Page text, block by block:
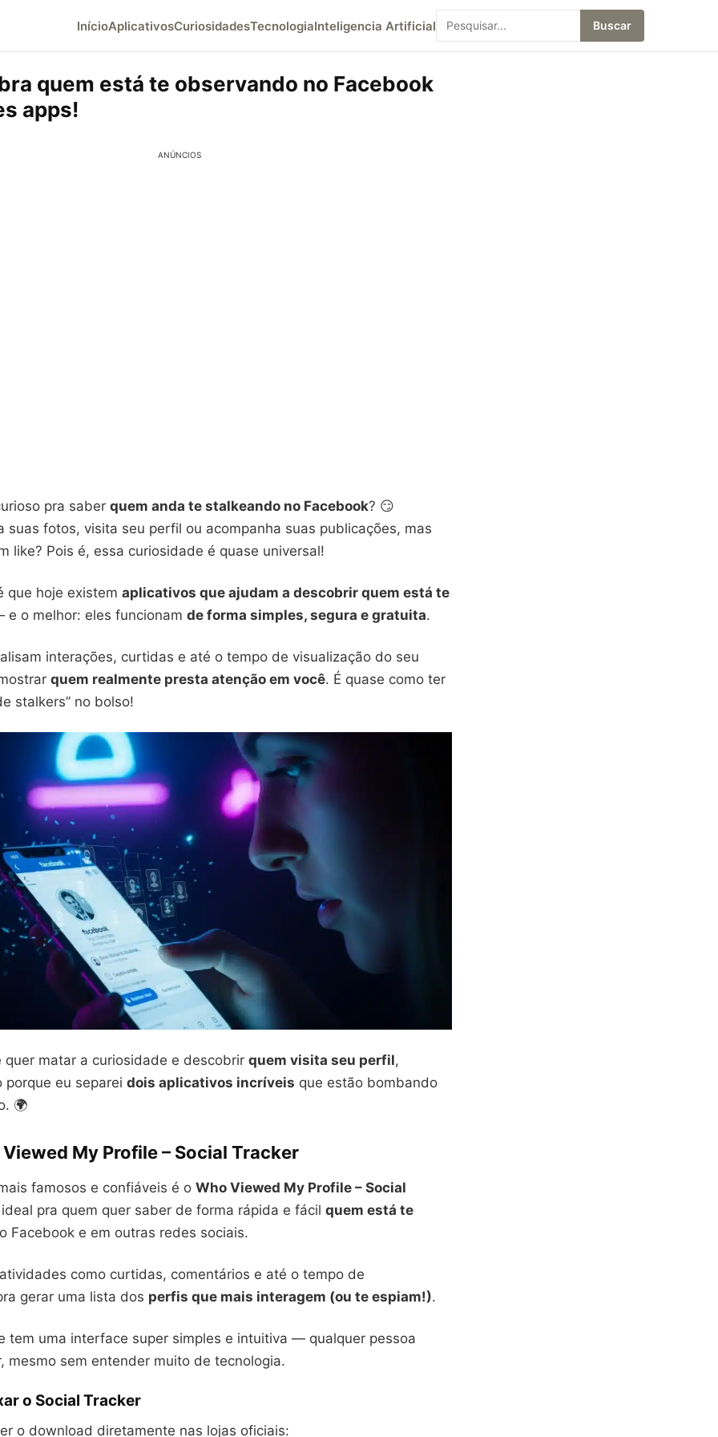
InícioAplicativosCuriosidadesTecnologiaInteligencia Artificial Buscar
quem está te observando no Facebook
apps!
ANÚNCIOS
pra saber quem anda te stalkeando no Facebook? 😏
suas fotos, visita seu perfil ou acompanha suas publicações, mas
like? Pois é, essa curiosidade é quase universal!
que hoje existem aplicativos que ajudam a descobrir quem está te
o melhor: eles funcionam de forma simples, segura e gratuita.
interações, curtidas e até o tempo de visualização do seu
quem realmente presta atenção em você. É quase como ter
stalkers” no bolso!
quer matar a curiosidade e descobrir quem visita seu perfil,
porque eu separei dois aplicativos incríveis que estão bombando
🌍
My Profile – Social Tracker
famosos e confiáveis é o Who Viewed My Profile – Social
pra quem quer saber de forma rápida e fácil quem está te
Facebook e em outras redes sociais.
como curtidas, comentários e até o tempo de
gerar uma lista dos perfis que mais interagem (ou te espiam!).
tem uma interface super simples e intuitiva — qualquer pessoa
mesmo sem entender muito de tecnologia.
o Social Tracker
o download diretamente nas lojas oficiais: